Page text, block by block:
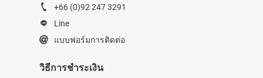
+66 (0)92 247 3291
Line
แบบฟอร์มการติดต่อ
วิธีการชำระเงิน